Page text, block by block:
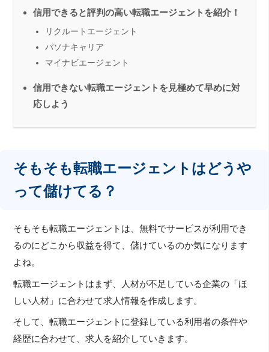
信用できると評判の高い転職エージェントを紹介！
リクルートエージェント
パソナキャリア
マイナビエージェント
信用できない転職エージェントを見極めて早めに対
応しよう
そもそも転職エージェントはどうや
って儲けてる？
そもそも転職エージェントは、無料でサービスが利用でき
るのにどこから収益を得て、儲けているのか気になります
よね。
転職エージェントはまず、人材が不足している企業の「ほ
しい人材」に合わせて求人情報を作成します。
そして、転職エージェントに登録している利用者の条件や
経歴に合わせて、求人を紹介していきます。